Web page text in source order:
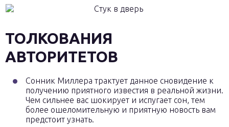
ТОЛКОВАНИЯ
АВТОРИТЕТОВ
Сонник Миллера трактует данное сновидение к
получению приятного известия в реальной жизни.
Чем сильнее вас шокирует и испугает сон, тем
более ошеломительную и приятную новость вам
предстоит узнать.